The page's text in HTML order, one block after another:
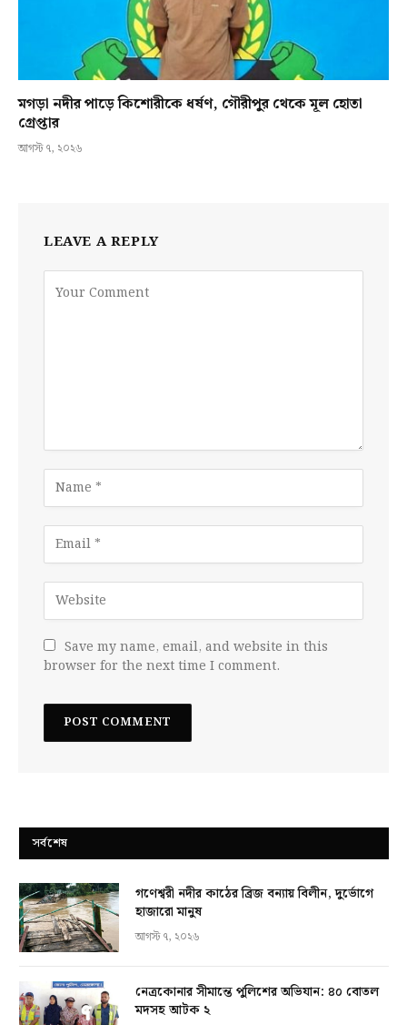
মগড়া নদীর পাড়ে কিশোরীকে ধর্ষণ, গৌরীপুর থেকে মূল হোতা
গ্রেপ্তার
আগস্ট ৭, ২০২৬
LEAVE A REPLY
Save my name, email, and website in this
browser for the next time I comment.
সর্বশেষ
গণেশ্বরী নদীর কাঠের ব্রিজ বন্যায় বিলীন, দুর্ভোগে
হাজারো মানুষ
আগস্ট ৭, ২০২৬
নেত্রকোনার সীমান্তে পুলিশের অভিযান: ৪০ বোতল
মদসহ আটক ২